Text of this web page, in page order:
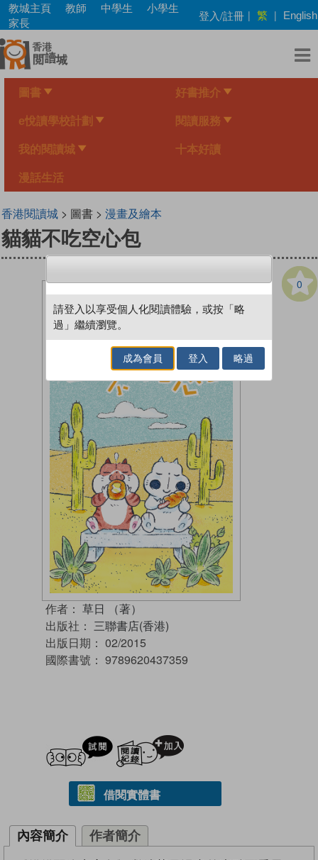
Skip
main
content
教城主頁 教師 中學生
小學生
家長
登入/註冊 | 繁 | English
圖書 好書推介
e悅讀學校計劃 閱讀服務
我的閱讀城 十本好讀
漫話生活
香港閱讀城> 圖書 > 漫畫及繪本
貓貓不吃空心包
0
作者： 草日 （著）
出版社： 三聯書店(香港)
出版日期： 02/2015
國際書號： 9789620437359
試閲
借閱實體書
內容簡介 作者簡介
請登入以享受個人化閱讀體驗，或按「略
過」繼續瀏覽。
成為會員 登入 略過